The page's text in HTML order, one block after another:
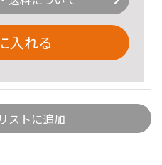
入れる
ストに追加